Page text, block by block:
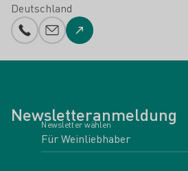
Deutschland
Telefonnummer
E-Mail-Adresse
Zur Website
Newsletteranmeldung
Newsletter wählen